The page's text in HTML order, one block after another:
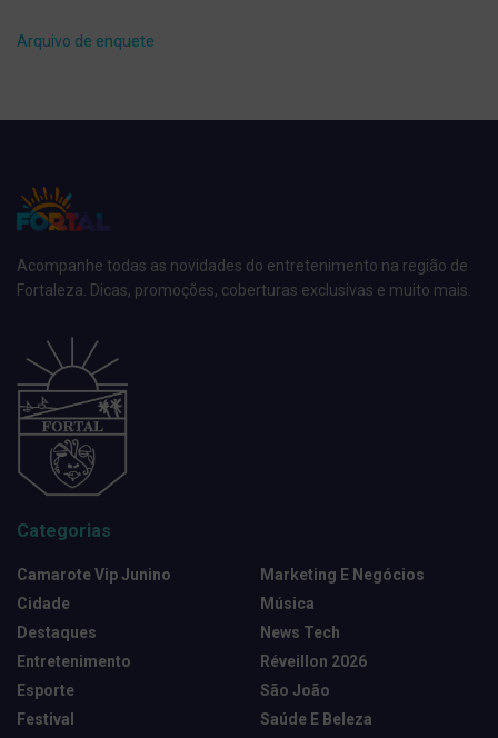
Arquivo de enquete
Acompanhe todas as novidades do entretenimento na região de
Fortaleza. Dicas, promoções, coberturas exclusivas e muito mais.
Categorias
Camarote Vip Junino
Cidade
Destaques
Entretenimento
Esporte
Festival
Marketing E Negócios
Música
News Tech
Réveillon 2026
São João
Saúde E Beleza